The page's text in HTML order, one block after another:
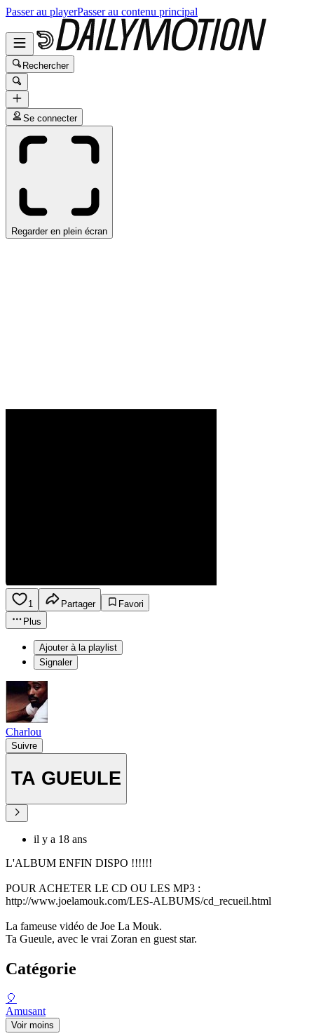
Passer au playerPasser au contenu principal
Rechercher
Se connecter
Regarder en plein écran
1 Partager
Favori
Plus
Ajouter à la playlist
Signaler
Charlou
Suivre
TA GUEULE
il y a 18 ans
L'ALBUM ENFIN DISPO !!!!!!
POUR ACHETER LE CD OU LES MP3 :
http://www.joelamouk.com/LES-ALBUMS/cd_recueil.html
La fameuse vidéo de Joe La Mouk.
Ta Gueule, avec le vrai Zoran en guest star.
Catégorie
🎈
Amusant
Voir moins